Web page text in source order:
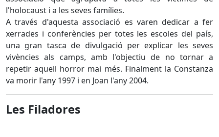
l'holocaust i a les seves famílies.
A través d'aquesta associació es varen dedicar a fer
xerrades i conferències per totes les escoles del país,
una gran tasca de divulgació per explicar les seves
vivències als camps, amb l'objectiu de no tornar a
repetir aquell horror mai més. Finalment la Constanza
va morir l'any 1997 i en Joan l'any 2004.
Les Filadores